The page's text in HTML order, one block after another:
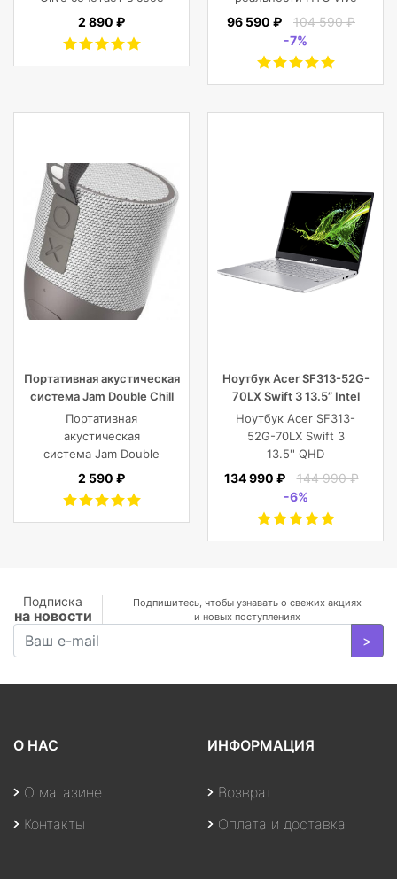
винтажный стиль,
современный
комфорт, и защиту
2 890 ₽
Cosmos Elite
96 590 ₽
104 590 ₽
-7%
Портативная акустическая
система Jam Double Chill
Grey
Портативная
акустическая
система Jam Double
Chill Grey (серый)
2 590 ₽
Ноутбук Acer SF313-52G-
70LX Swift 3 13.5” Intel
Core i7 16 GB 1TB SSD,
Silver
Ноутбук Acer SF313-
52G-70LX Swift 3
13.5'' QHD
(2256x1504) IPS/Intel
Core i7-1065G7
1.30GHz Quad/16
GB+1TB SSD/GF
MX350 2
134 990 ₽
144 990 ₽
-6%
Подписка
на новости
Подпишитесь, чтобы узнавать о свежих акциях
и новых поступлениях
>
О НАС
О магазине
Контакты
ИНФОРМАЦИЯ
Возврат
Оплата и доставка